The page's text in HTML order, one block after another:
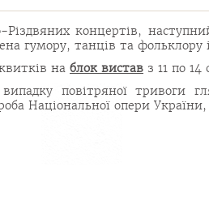
Різдвяних концертів,
гумору, танців та фольклору
на блок вистав з 11 по 14
повітряної тривоги
Національної опери